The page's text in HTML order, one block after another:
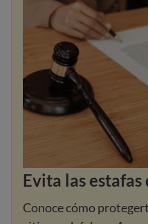
Evita las
Conoce cómo